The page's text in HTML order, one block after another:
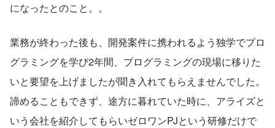
になったとのこと。。
業務が終わった後も、開発案件に携われるよう独学でプロ
グラミングを学び2年間、プログラミングの現場に移りた
いと要望を上げましたが聞き入れてもらえませんでした。
諦めることもできず、途方に暮れていた時に、アライズと
いう会社を紹介してもらいゼロワンPJという研修だけで